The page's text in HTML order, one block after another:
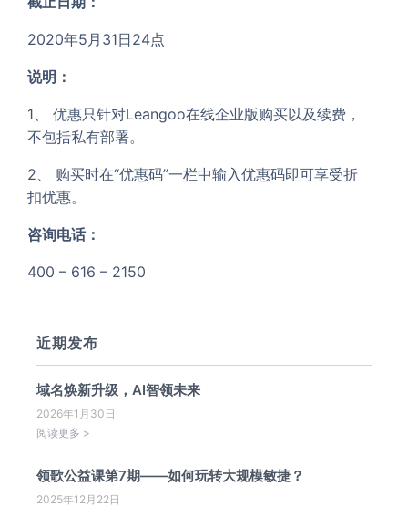
2020年5月31日24点
说明：
1、 优惠只针对Leangoo在线企业版购买以及续费，
不包括私有部署。
2、 购买时在“优惠码”一栏中输入优惠码即可享受折
扣优惠。
咨询电话：
400 – 616 – 2150
近期发布
域名焕新升级，AI智领未来
2026年1月30日
阅读更多 >
领歌公益课第7期——如何玩转大规模敏捷？
2025年12月22日